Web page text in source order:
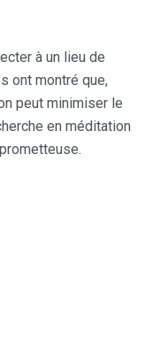
à un lieu de
ont montré que,
peut minimiser le
en méditation